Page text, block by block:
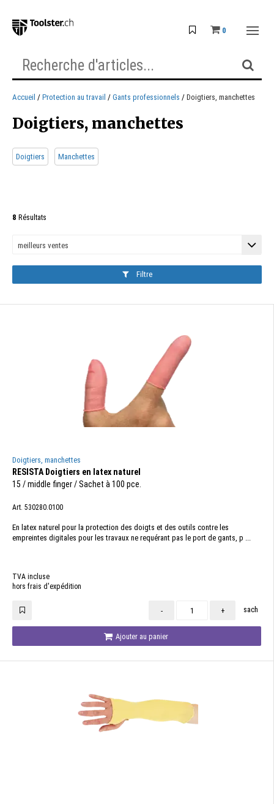
0
Accueil Protection au travail Gants professionnels Doigtiers, manchettes
Doigtiers, manchettes
Doigtiers Manchettes
8 Résultats
Filtre
Doigtiers, manchettes
RESISTA Doigtiers en latex naturel
15 / middle finger / Sachet à 100 pce.
Art. 530280.0100
En latex naturel pour la protection des doigts et des outils contre les
empreintes digitales pour les travaux ne requérant pas le port de gants, p ...
TVA incluse
hors frais d'expédition
- + sach
Ajouter au panier